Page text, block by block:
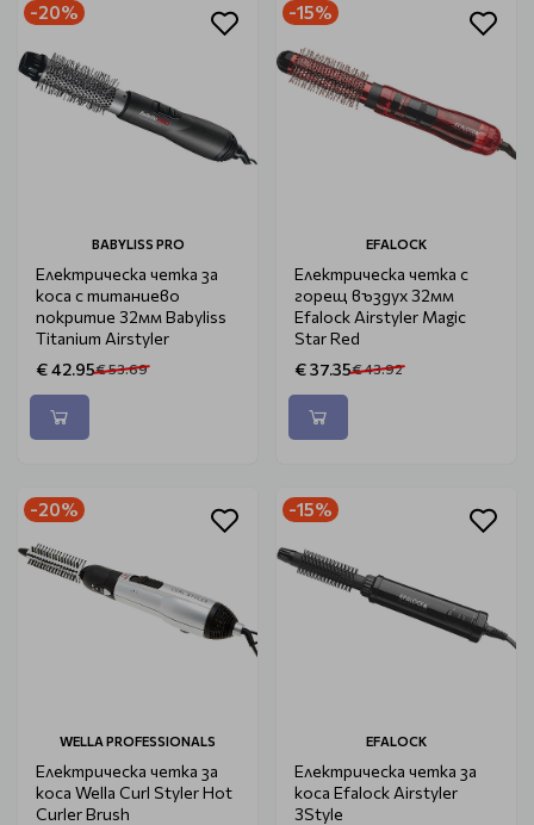
-20%
BABYLISS PRO
Електрическа четка за
коса с титаниево
покритие 32мм Babyliss
Titanium Airstyler
€ 42.95€ 53.69
-15%
EFALOCK
Електрическа четка с
горещ въздух 32мм
Efalock Airstyler Magic
Star Red
€ 37.35€ 43.92
-20%
WELLA PROFESSIONALS
Електрическа четка за
коса Wella Curl Styler Hot
Curler Brush
-15%
EFALOCK
Електрическа четка за
коса Efalock Airstyler
3Style